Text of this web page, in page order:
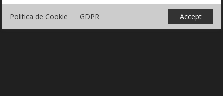
Politica de Cookie GDPR Accept